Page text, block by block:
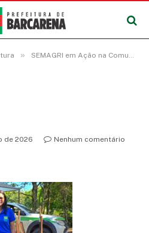
» SEMAGRI em Ação na Comunidade fortalece a agricultura familiar na Colônia CDI
de 2026
Nenhum comentário